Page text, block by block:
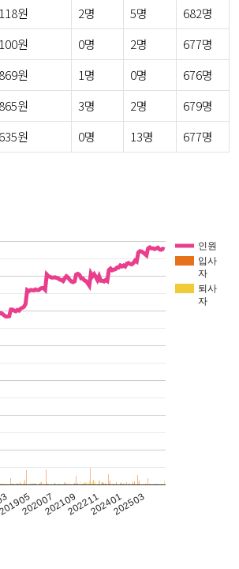
원 2명 5명
682명
원 0명 2명
677명
원 1명 0명
676명
원 3명 2명
679명
원 0명 13명 677명
인원
입사
자
퇴사
자
202007202109202211202401202503